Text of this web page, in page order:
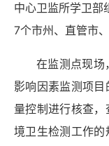
中心卫监所学卫部
7个市州、直管市
在监测点现场
影响因素监测项
量控制进行核查
境卫生检测工作